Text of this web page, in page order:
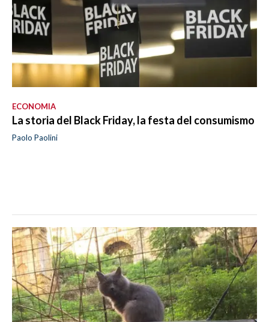
ECONOMIA
La storia del Black Friday, la festa del consumismo
Paolo Paolini